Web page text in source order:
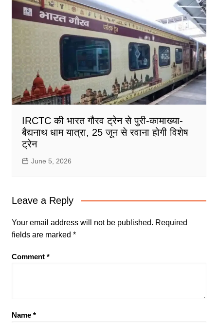
IRCTC की भारत गौरव ट्रेन से पुरी-कामाख्या-
बैद्यनाथ धाम यात्रा, 25 जून से रवाना होगी विशेष
ट्रेन
June 5, 2026
Leave a Reply
Your email address will not be published. Required
fields are marked *
Comment *
Name *